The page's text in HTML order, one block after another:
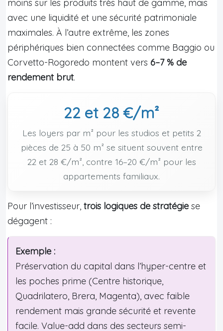
moins sur les produits très haut de gamme, mais
avec une liquidité et une sécurité patrimoniale
maximales. À l’autre extrême, les zones
périphériques bien connectées comme Baggio ou
Corvetto-Rogoredo montent vers 6–7 % de
rendement brut.
22 et 28 €/m²
Les loyers par m² pour les studios et petits 2
pièces de 25 à 50 m² se situent souvent entre
22 et 28 €/m², contre 16–20 €/m² pour les
appartements familiaux.
Pour l’investisseur, trois logiques de stratégie se
dégagent :
Exemple :
Préservation du capital dans l’hyper-centre et
les poches prime (Centre historique,
Quadrilatero, Brera, Magenta), avec faible
rendement mais grande sécurité et revente
facile. Value-add dans des secteurs semi-